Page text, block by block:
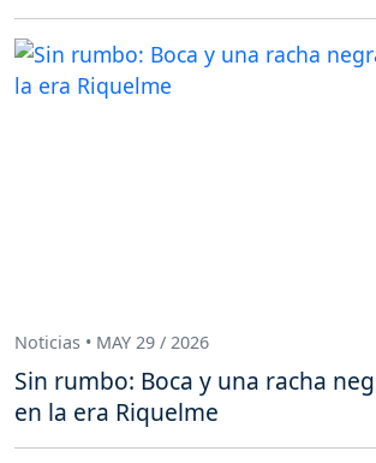
Noticias • MAY 29 / 2026
Sin rumbo: Boca y una racha
en la era Riquelme